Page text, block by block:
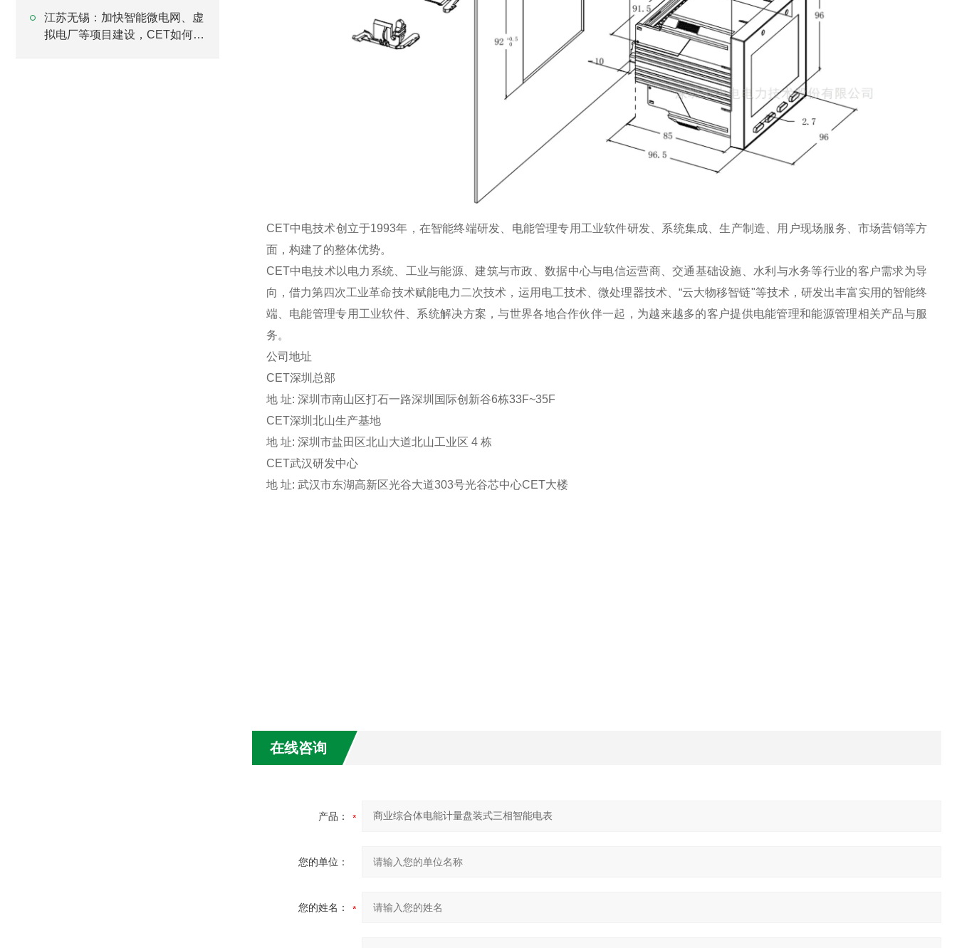
江苏无锡：加快智能微电网、虚
拟电厂等项目建设，CET如何助
CET中电技术创立于1993年，在智能终端研发、电能管理专用工业软件研发、系统集成、生产制造、用户现场服务、市场营销等方
面，构建了的整体优势。
CET中电技术以电力系统、工业与能源、建筑与市政、数据中心与电信运营商、交通基础设施、水利与水务等行业的客户需求为导
向，借力第四次工业革命技术赋能电力二次技术，运用电工技术、微处理器技术、“云大物移智链"等技术，研发出丰富实用的智能终
端、电能管理专用工业软件、系统解决方案，与世界各地合作伙伴一起，为越来越多的客户提供电能管理和能源管理相关产品与服
务。
公司地址
CET深圳总部
地 址: 深圳市南山区打石一路深圳国际创新谷6栋33F~35F
CET深圳北山生产基地
地 址: 深圳市盐田区北山大道北山工业区 4 栋
CET武汉研发中心
地 址: 武汉市东湖高新区光谷大道303号光谷芯中心CET大楼
在线咨询
产品：
您的单位：
您的姓名：